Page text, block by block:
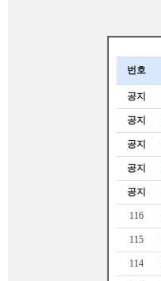
번호
공지
공지
공지
공지
공지
116
115
114